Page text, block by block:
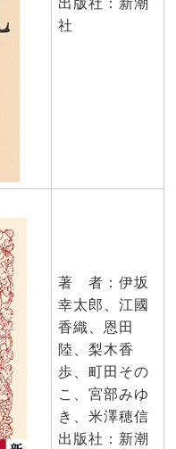
出版社：新潮
社
著 者：伊坂
幸太郎、江國
香織、恩田
陸、梨木香
歩、町田その
こ、宮部みゆ
き、米澤穂信
出版社：新潮